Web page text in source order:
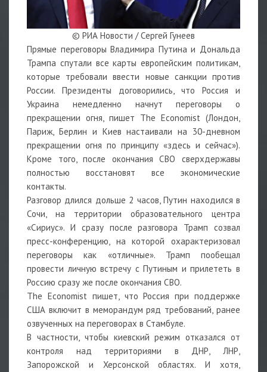
© РИА Новости / Сергей Гунеев
Прямые переговоры Владимира Путина и Дональда
Трампа спутали все карты европейским политикам,
которые требовали ввести новые санкции против
России. Президенты договорились, что Россия и
Украина немедленно начнут переговоры о
прекращении огня, пишет The Economist (Лондон,
Париж, Берлин и Киев настаивали на 30-дневном
прекращении огня по принципу «здесь и сейчас»).
Кроме того, после окончания СВО сверхдержавы
полностью восстановят все экономические
контакты.
Разговор длился дольше 2 часов, Путин находился в
Сочи, на территории образовательного центра
«Сириус». И сразу после разговора Трамп созвал
пресс-конференцию, на которой охарактеризовал
переговоры как «отличные». Трамп пообещал
провести личную встречу с Путиным и прилететь в
Россию сразу же после окончания СВО.
The Economist пишет, что Россия при поддержке
США включит в меморандум ряд требований, ранее
озвученных на переговорах в Стамбуле.
В частности, чтобы киевский режим отказался от
контроля над территориями в ДНР, ЛНР,
Запорожской и Херсонской областях. И хотя,